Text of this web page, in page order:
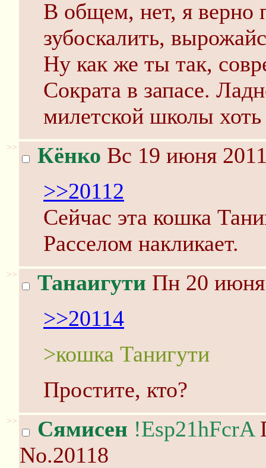
В общем, нет, я верно
зубоскалить,
Ну как же ты так,
Сократа в запасе.
милетской школы хоть
>> Кёнко Вс 19 июня
>>20112
Сейчас эта кошка
Расселом накликает.
>> Танаигути Пн 20
>>20114
>кошка Танигути
Простите, кто?
>> Сямисен !Esp21hFcrA
No.20118